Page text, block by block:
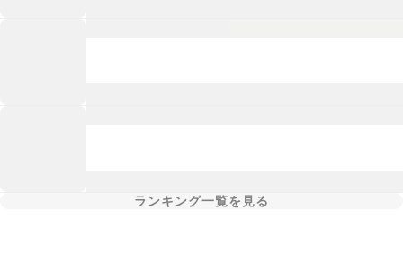
ランキング一覧を見る